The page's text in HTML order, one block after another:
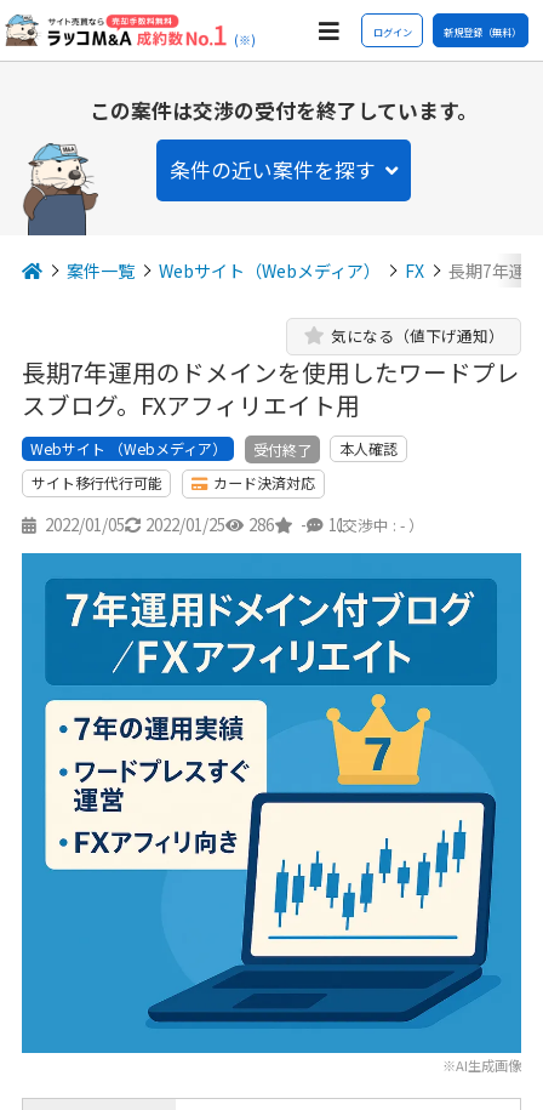
(※) ログイン 新規登録（無料）
この案件は交渉の受付を終了しています。
条件の近い案件を探す
案件一覧 Webサイト（Webメディア） FX 長期7年運
長期7年運用のドメインを使用したワードプレ
スブログ。FXアフィリエイト用
気になる（値下げ通知）
Webサイト （Webメディア） 受付終了
本人確認
サイト移行代行可能
カード決済対応
2022/01/05 2022/01/25 286 - 11
（交渉中 : - ）
※AI生成画像